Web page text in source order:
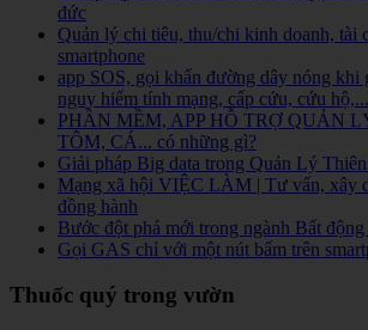
đức
Quản lý chi tiêu, thu/chi kinh doanh, tài
smartphone
app SOS, gọi khẩn đường dây nóng khi
nguy hiểm tính mạng, cấp cứu, cứu
PHẦN MỀM, APP HỖ TRỢ QUẢN
TÔM, CÁ... có những gì?
Giải pháp Big data trong Quản Lý
Mạng xã hội VIỆC LÀM | Tư vấn, xây
đồng hành
Bước đột phá mới trong ngành Bất động
Gọi GAS chỉ với một nút bấm trên
Thuốc quý trong vườn